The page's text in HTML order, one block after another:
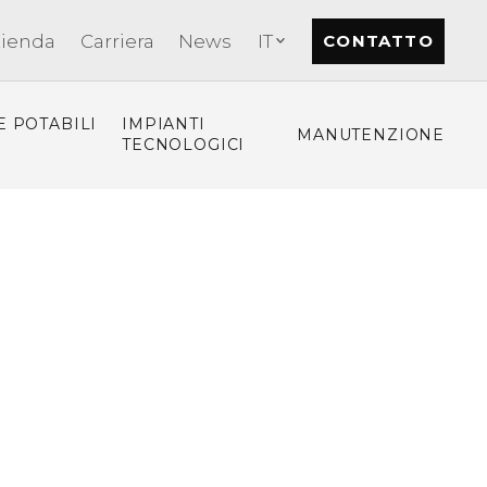
Carriera News IT CONTATTO
POTABILI
IMPIANTI
TECNOLOGICI
MANUTENZIONE